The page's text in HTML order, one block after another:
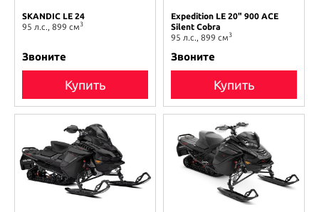
SKANDIC LE 24
95 л.с., 899 см3
Звоните
Купить
Expedition LE 20" 900 ACE
Silent Cobra
95 л.с., 899 см3
Звоните
Купить